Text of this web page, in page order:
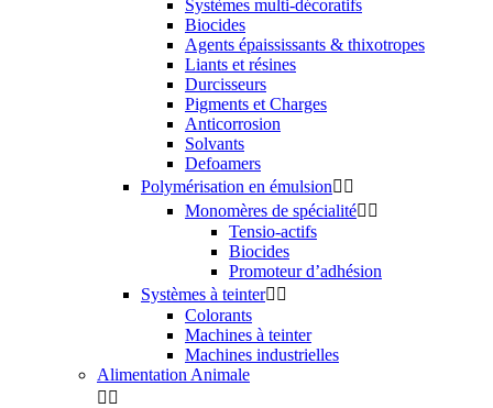
Systèmes multi-décoratifs
Biocides
Agents épaississants & thixotropes
Liants et résines
Durcisseurs
Pigments et Charges
Anticorrosion
Solvants
Defoamers
Polymérisation en émulsion 
Monomères de spécialité 
Tensio-actifs
Biocides
Promoteur d’adhésion
Systèmes à teinter 
Colorants
Machines à teinter
Machines industrielles
Alimentation Animale
 